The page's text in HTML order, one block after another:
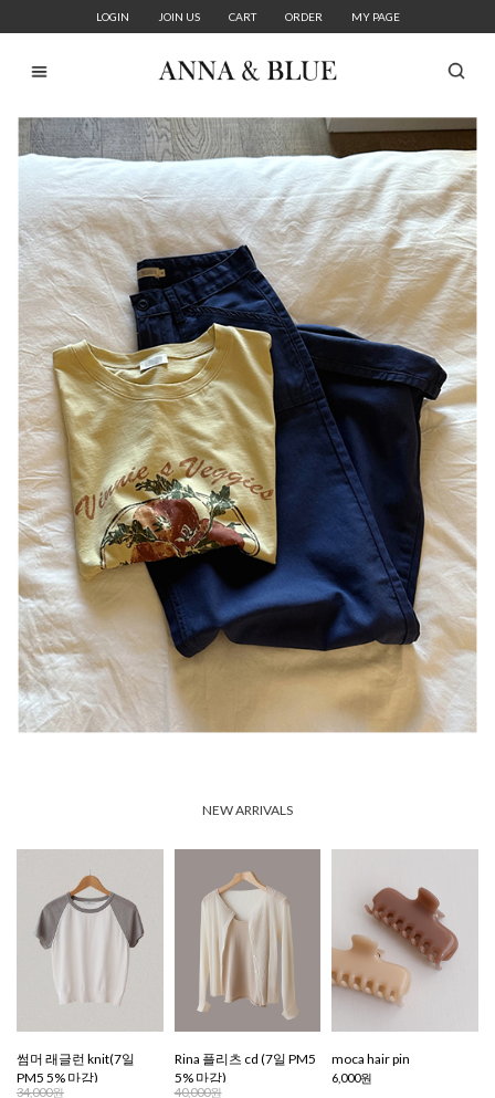
LOGIN JOIN US CART ORDER MY PAGE
NEW ARRIVALS
썸머 래글런 knit(7일
PM5 5% 마감)
34,000원
Rina 플리츠 cd (7일 PM5
5% 마감)
40,000원
moca hair pin
6,000원